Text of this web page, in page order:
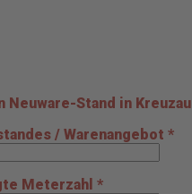
Neuware-Stand in Kreuzau
/ Warenangebot *
Meterzahl *